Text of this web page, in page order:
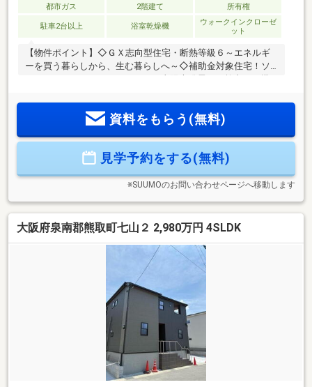
都市ガス 2階建て 所有権
駐車2台以上 浴室乾燥機
ウォークインクローゼ
ット
【物件ポイント】◇ＧＸ志向型住宅・断熱等級６～エネルギ
ーを買う暮らしから、生む暮らしへ～◇補助金対象住宅！ソ
ラエネネクスト（エネファーム・太陽光発電）・乾太くん搭
算がなくなり次第終了となります）・南側に広いお庭も確保
できる敷地約６４坪・暑い夏も寒い冬も、心地良い室温をキ
グラスウール断熱材のアクリア採用・子育て家族に嬉しい、
小中学校が徒歩３分圏内の立地です【周辺環境】・北小学
７分お気軽にお問合せ下さいませ！
資料をもらう(無料)
見学予約をする(無料)
※SUUMOのお問い合わせページへ移動します
大阪府泉南郡熊取町七山２ 2,980万円 4SLDK